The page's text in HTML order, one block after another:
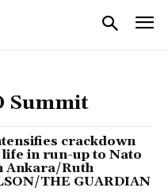
Summit
crackdown
in run-up to Nato
Ankara/Ruth
THE GUARDIAN